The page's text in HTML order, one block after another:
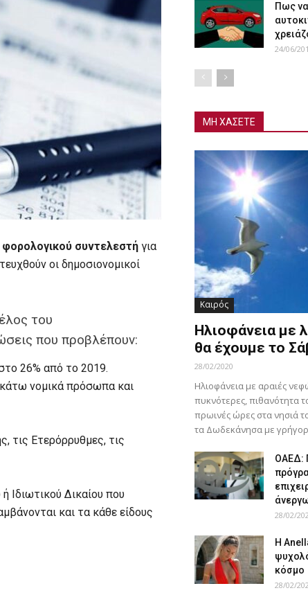
συντελεστή για
οι δημοσιονομικοί
του
που προβλέπουν:
26% από το 2019.
νομικά πρόσωπα και
τις Ετερόρρυθμες, τις
Δικαίου που
και τα κάθε είδους
Πως
24/06/
ΜΗ ΧΑΣΕΤΕ
Καιρός
Ηλιοφάνεια με
θα έχουμε το
28/02/2020
Ηλιοφάνεια με αραιές
πυκνότερες, πιθανότητα
πρωινές ώρες στα νησιά
τα Δωδεκάνησα με
ΟΑΕΔ:
28/02/
Η
κόσμο
28/02/